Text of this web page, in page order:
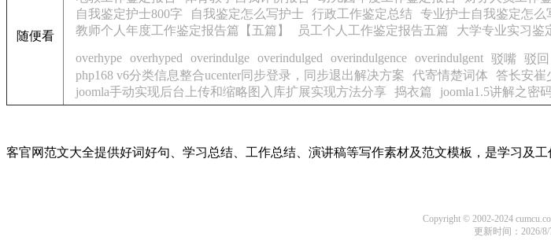
随便看
自我鉴定护士800字
自我鉴定怎么写护士 行政工作鉴定总结 专业护士自我鉴定怎么
教师个人年度工作鉴定报告篇【五篇】
员工个人工作鉴定报告五篇 大学专业实习鉴
overhype overhyped overindulge overindulged overindulgence overindulgent 驳嘴 驳回
php168 v6分类信息整合ucenter同步登录，同步退出解决方案
代寄情楚词体 答长安
joomla手动实现后台上传和缩略图入库扩展实现方法分享
捣衣篇 joomla1.5讲解之密
客官网范文大全提供好词好句、学习总结、工作总结、演讲稿等写作素材及范文模板，是学习及工
Copyright © 2002-2024
更新时间：2026/8/